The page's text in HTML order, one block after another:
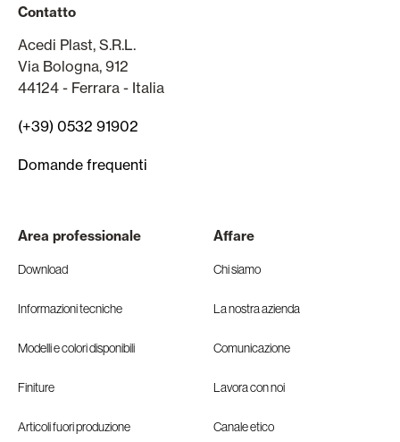
Contatto
Acedi Plast, S.R.L.
Via Bologna, 912
44124 - Ferrara - Italia
(+39) 0532 91902
Domande frequenti
Area professionale
Download
Informazioni tecniche
Modelli e colori disponibili
Finiture
Articoli fuori produzione
Affare
Chi siamo
La nostra azienda
Comunicazione
Lavora con noi
Canale etico